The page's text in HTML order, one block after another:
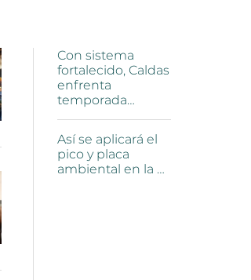
Con sistema
fortalecido, Caldas
enfrenta
temporada…
Así se aplicará el
pico y placa
ambiental en la …